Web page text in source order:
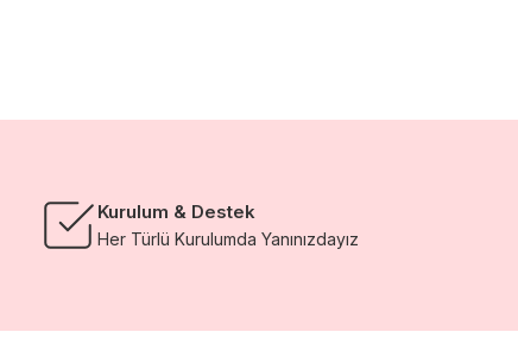
Kurulum & Destek
Her Türlü Kurulumda Yanınızdayız